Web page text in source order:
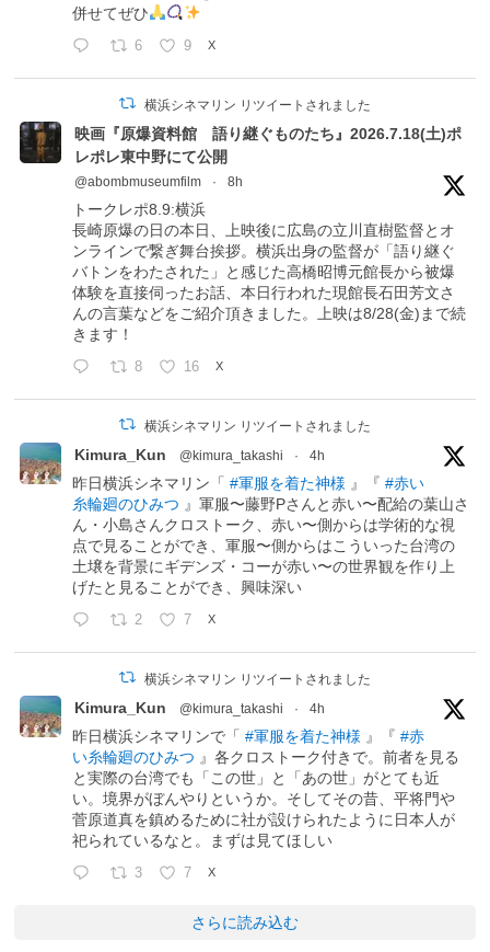
併せてぜひ
6 9 X
横浜シネマリン リツイートされました
映画『原爆資料館 語り継ぐものたち』2026.7.18(土)ポ
レポレ東中野にて公開
@abombmuseumfilm · 8h
トークレポ8.9:横浜
長崎原爆の日の本日、上映後に広島の立川直樹監督とオ
ンラインで繋ぎ舞台挨拶。横浜出身の監督が「語り継ぐ
バトンをわたされた」と感じた高橋昭博元館長から被爆
体験を直接伺ったお話、本日行われた現館長石田芳文さ
んの言葉などをご紹介頂きました。上映は8/28(金)まで続
きます！
8 16 X
横浜シネマリン リツイートされました
Kimura_Kun @kimura_takashi · 4h
昨日横浜シネマリン「#軍服を着た神様 』『#赤い
糸輪廻のひみつ 』軍服〜藤野Pさんと赤い〜配給の葉山さ
ん・小島さんクロストーク、赤い〜側からは学術的な視
点で見ることができ、軍服〜側からはこういった台湾の
土壌を背景にギデンズ・コーが赤い〜の世界観を作り上
げたと見ることができ、興味深い
2 7 X
横浜シネマリン リツイートされました
Kimura_Kun @kimura_takashi · 4h
昨日横浜シネマリンで「#軍服を着た神様 』『#赤
い糸輪廻のひみつ 』各クロストーク付きで。前者を見る
と実際の台湾でも「この世」と「あの世」がとても近
い。境界がぼんやりというか。そしてその昔、平将門や
菅原道真を鎮めるために社が設けられたように日本人が
祀られているなと。まずは見てほしい
3 7 X
さらに読み込む